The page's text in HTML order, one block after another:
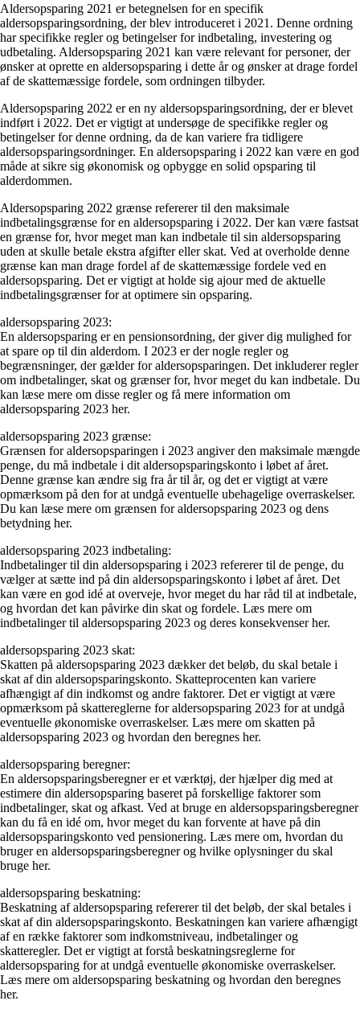
Aldersopsparing 2021 er betegnelsen for en specifik
aldersopsparingsordning, der blev introduceret i 2021. Denne ordning
har specifikke regler og betingelser for indbetaling, investering og
udbetaling. Aldersopsparing 2021 kan være relevant for personer, der
ønsker at oprette en aldersopsparing i dette år og ønsker at drage fordel
af de skattemæssige fordele, som ordningen tilbyder.
Aldersopsparing 2022 er en ny aldersopsparingsordning, der er blevet
indført i 2022. Det er vigtigt at undersøge de specifikke regler og
betingelser for denne ordning, da de kan variere fra tidligere
aldersopsparingsordninger. En aldersopsparing i 2022 kan være en god
måde at sikre sig økonomisk og opbygge en solid opsparing til
alderdommen.
Aldersopsparing 2022 grænse refererer til den maksimale
indbetalingsgrænse for en aldersopsparing i 2022. Der kan være fastsat
en grænse for, hvor meget man kan indbetale til sin aldersopsparing
uden at skulle betale ekstra afgifter eller skat. Ved at overholde denne
grænse kan man drage fordel af de skattemæssige fordele ved en
aldersopsparing. Det er vigtigt at holde sig ajour med de aktuelle
indbetalingsgrænser for at optimere sin opsparing.
aldersopsparing 2023:
En aldersopsparing er en pensionsordning, der giver dig mulighed for
at spare op til din alderdom. I 2023 er der nogle regler og
begrænsninger, der gælder for aldersopsparingen. Det inkluderer regler
om indbetalinger, skat og grænser for, hvor meget du kan indbetale. Du
kan læse mere om disse regler og få mere information om
aldersopsparing 2023 her.
aldersopsparing 2023 grænse:
Grænsen for aldersopsparingen i 2023 angiver den maksimale mængde
penge, du må indbetale i dit aldersopsparingskonto i løbet af året.
Denne grænse kan ændre sig fra år til år, og det er vigtigt at være
opmærksom på den for at undgå eventuelle ubehagelige overraskelser.
Du kan læse mere om grænsen for aldersopsparing 2023 og dens
betydning her.
aldersopsparing 2023 indbetaling:
Indbetalinger til din aldersopsparing i 2023 refererer til de penge, du
vælger at sætte ind på din aldersopsparingskonto i løbet af året. Det
kan være en god idé at overveje, hvor meget du har råd til at indbetale,
og hvordan det kan påvirke din skat og fordele. Læs mere om
indbetalinger til aldersopsparing 2023 og deres konsekvenser her.
aldersopsparing 2023 skat:
Skatten på aldersopsparing 2023 dækker det beløb, du skal betale i
skat af din aldersopsparingskonto. Skatteprocenten kan variere
afhængigt af din indkomst og andre faktorer. Det er vigtigt at være
opmærksom på skattereglerne for aldersopsparing 2023 for at undgå
eventuelle økonomiske overraskelser. Læs mere om skatten på
aldersopsparing 2023 og hvordan den beregnes her.
aldersopsparing beregner:
En aldersopsparingsberegner er et værktøj, der hjælper dig med at
estimere din aldersopsparing baseret på forskellige faktorer som
indbetalinger, skat og afkast. Ved at bruge en aldersopsparingsberegner
kan du få en idé om, hvor meget du kan forvente at have på din
aldersopsparingskonto ved pensionering. Læs mere om, hvordan du
bruger en aldersopsparingsberegner og hvilke oplysninger du skal
bruge her.
aldersopsparing beskatning:
Beskatning af aldersopsparing refererer til det beløb, der skal betales i
skat af din aldersopsparingskonto. Beskatningen kan variere afhængigt
af en række faktorer som indkomstniveau, indbetalinger og
skatteregler. Det er vigtigt at forstå beskatningsreglerne for
aldersopsparing for at undgå eventuelle økonomiske overraskelser.
Læs mere om aldersopsparing beskatning og hvordan den beregnes
her.